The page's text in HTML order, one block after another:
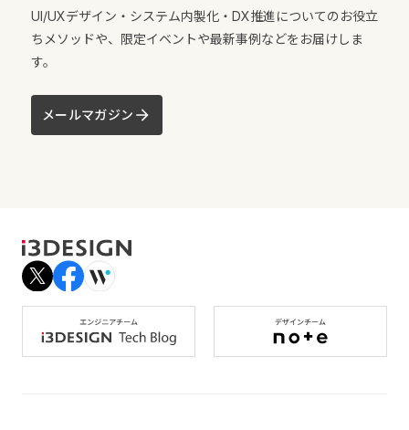
UI/UXデザイン・システム内製化・DX推進についてのお役立
ちメソッドや、限定イベントや最新事例などをお届けしま
す。
メールマガジン